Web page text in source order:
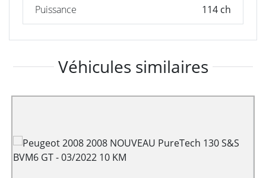
Puissance 114 ch
Véhicules similaires